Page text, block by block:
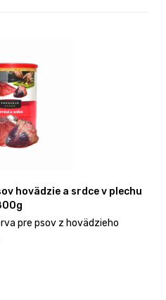
hovädzie a srdce v plechu
pre psov z hovädzieho